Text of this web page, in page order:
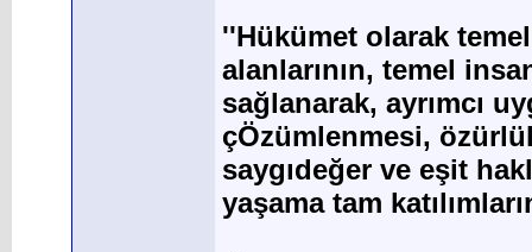
''Hükümet olarak
alanlarının, temel
sağlanarak, ayrımcı
çÖzümlenmesi,
saygıdeğer ve eşit
yaşama tam